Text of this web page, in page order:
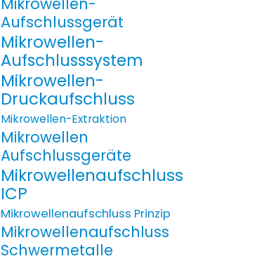
Aufschlussgerät
Mikrowellen-
Aufschlusssystem
Mikrowellen-
Druckaufschluss
Mikrowellen-Extraktion
Mikrowellen
Aufschlussgeräte
Mikrowellenaufschluss
ICP
Mikrowellenaufschluss Prinzip
Mikrowellenaufschluss
Schwermetalle